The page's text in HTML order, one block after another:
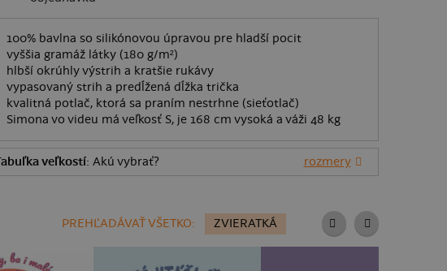
100% bavlna so silikónovou úpravou pre hladší pocit
vyššia gramáž látky (180 g/m²)
hlbší okrúhly výstrih a kratšie rukávy
vypasovaný strih a predĺžená dĺžka trička
kvalitná potlač, ktorá sa praním nestrhne (sieťotlač)
Simona vo videu má veľkosť S, je 168 cm vysoká a váži 48 kg
Tabuľka veľkostí: Akú vybrať? rozmery
PREHĽADÁVAŤ VŠETKO: ZVIERATKÁ